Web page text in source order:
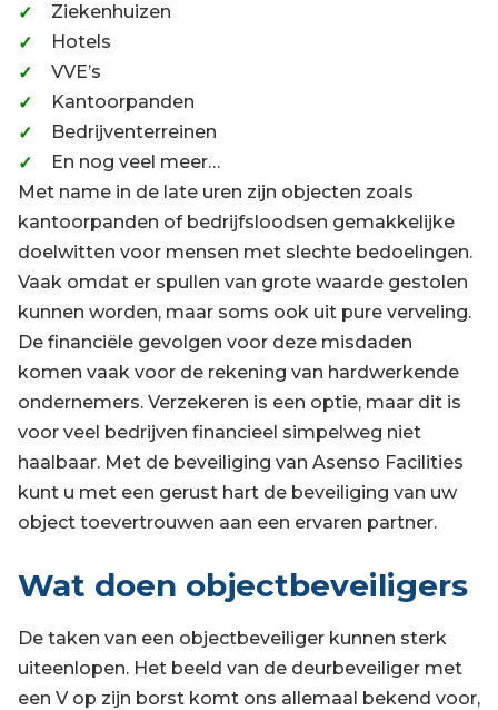
Ziekenhuizen
Hotels
VVE’s
Kantoorpanden
Bedrijventerreinen
En nog veel meer…
Met name in de late uren zijn objecten zoals
kantoorpanden of bedrijfsloodsen gemakkelijke
doelwitten voor mensen met slechte bedoelingen.
Vaak omdat er spullen van grote waarde gestolen
kunnen worden, maar soms ook uit pure verveling.
De financiële gevolgen voor deze misdaden
komen vaak voor de rekening van hardwerkende
ondernemers. Verzekeren is een optie, maar dit is
voor veel bedrijven financieel simpelweg niet
haalbaar. Met de beveiliging van Asenso Facilities
kunt u met een gerust hart de beveiliging van uw
object toevertrouwen aan een ervaren partner.
Wat doen objectbeveiligers
De taken van een objectbeveiliger kunnen sterk
uiteenlopen. Het beeld van de deurbeveiliger met
een V op zijn borst komt ons allemaal bekend voor,